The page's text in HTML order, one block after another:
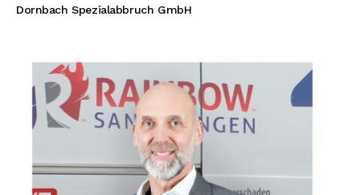
Dornbach Spezialabbruch GmbH